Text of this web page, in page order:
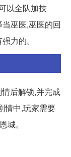
以全队加技
巫医,巫医的回
力的。
后解锁,并完成
情中,玩家需要
城。